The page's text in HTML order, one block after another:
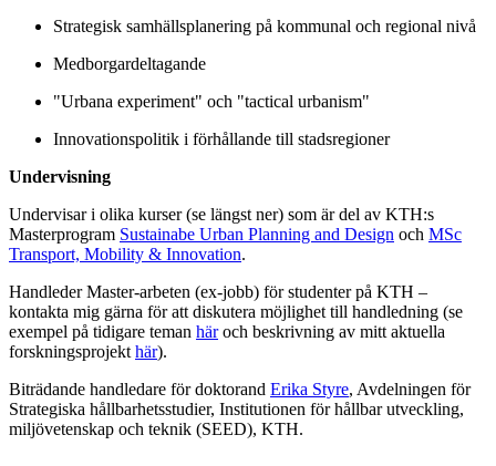
Strategisk samhällsplanering på kommunal och regional nivå
Medborgardeltagande
"Urbana experiment" och "tactical urbanism"
Innovationspolitik i förhållande till stadsregioner
Undervisning
Undervisar i olika kurser (se längst ner) som är del av KTH:s
Masterprogram Sustainabe Urban Planning and Design och MSc
Transport, Mobility & Innovation.
Handleder Master-arbeten (ex-jobb) för studenter på KTH –
kontakta mig gärna för att diskutera möjlighet till handledning (se
exempel på tidigare teman häroch beskrivning av mitt aktuella
forskningsprojekt här).
Biträdande handledare för doktorand Erika Styre, Avdelningen för
Strategiska hållbarhetsstudier, Institutionen för hållbar utveckling,
miljövetenskap och teknik (SEED), KTH.